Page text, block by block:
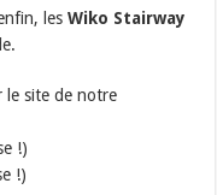
lesWiko Stairway
le site de notre
!)
!)